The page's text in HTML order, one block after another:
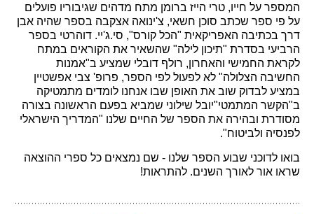
המספר על חייו, טרי הייז ברומן מתח מדהים שגיבוריו פועלים
על פי ספר שכתב סוכן חשאי, צ'ינואה אצקבה בספר שהיה אבן
דרך בכתיבה האפריקאית "הכל קורס", סי.ג'יי. דוהרטי בספר
הרביעי בסדרת "תיכון לילה" שהשאיר את הקוראים במתח
לקראת החמישי והאחרון, רולף דובלי שמציע ב"אמנות
החשיבה הצלולה" לא לפעול לפי הספר, פרופ' צבי אפשטיין
במציע לבדוק שוב את האופן שבו אנחנו לומדים מתמטיקה
ב"הקשר המתמטי"יובל שילוני שמביא בפעם הראשונה בצורה
מסודרת ובהירה את הספר של החיים שלנו "המדריך הישראלי
לפנסיה ולביטוח".
בואו לדוכני שבוע הספר שלנו - שם נמצאים כל ספרי ההוצאה
שראו אור לאורך השנים. להתראות!